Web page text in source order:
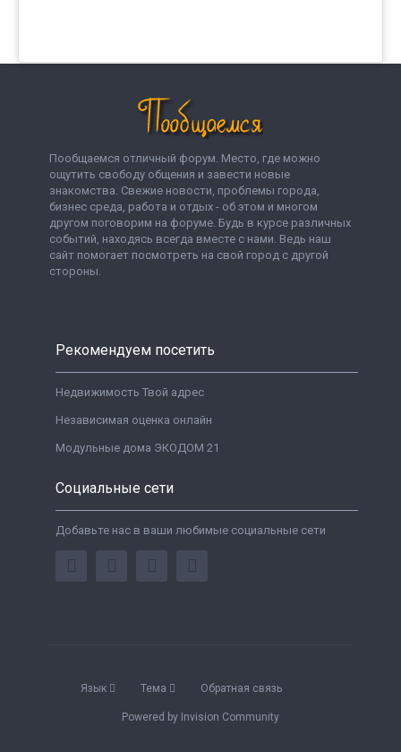
Пообщаемся отличный форум. Место, где можно
ощутить свободу общения и завести новые
знакомства. Свежие новости, проблемы города,
бизнес среда, работа и отдых - об этом и многом
другом поговорим на форуме. Будь в курсе различных
событий, находясь всегда вместе с нами. Ведь наш
сайт помогает посмотреть на свой город с другой
стороны.
Рекомендуем посетить
Недвижимость Твой адрес
Независимая оценка онлайн
Модульные дома ЭКОДОМ 21
Социальные сети
Добавьте нас в ваши любимые социальные сети
Язык Тема Обратная связь
Powered by Invision Community